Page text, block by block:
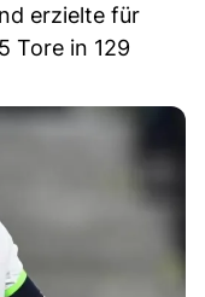
erzielte für
Tore in 129